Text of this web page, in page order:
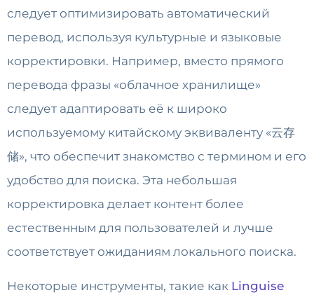
следует оптимизировать автоматический
перевод, используя культурные и языковые
корректировки. Например, вместо прямого
перевода фразы «облачное хранилище»
следует адаптировать её к широко
используемому китайскому эквиваленту «云存
储», что обеспечит знакомство с термином и его
удобство для поиска. Эта небольшая
корректировка делает контент более
естественным для пользователей и лучше
соответствует ожиданиям локального поиска.
Некоторые инструменты, такие как Linguise